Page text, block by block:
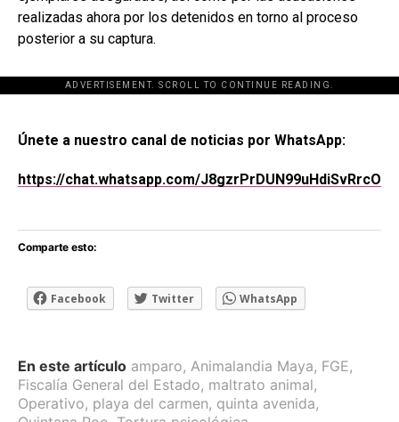
realizadas ahora por los detenidos en torno al proceso
posterior a su captura.
ADVERTISEMENT. SCROLL TO CONTINUE READING.
[adsforwp id="243463"]
Únete a nuestro canal de noticias por WhatsApp:
https://chat.whatsapp.com/J8gzrPrDUN99uHdiSvRrcO
Comparte esto:
Facebook Twitter WhatsApp
En este artículo amparo, Animalandia Maya, FGE,
Fiscalía General del Estado, maltrato animal,
Operativo, playa del carmen, quinta avenida,